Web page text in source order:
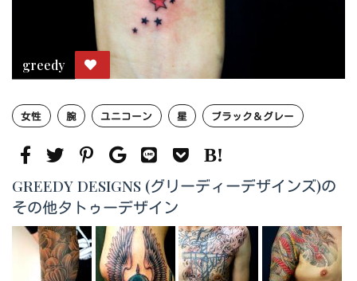
greedy
女性 腕 ユニコーン 星 ブラック＆グレー
GREEDY DESIGNS (グリーディーデザインズ)の
その他タトゥーデザイン